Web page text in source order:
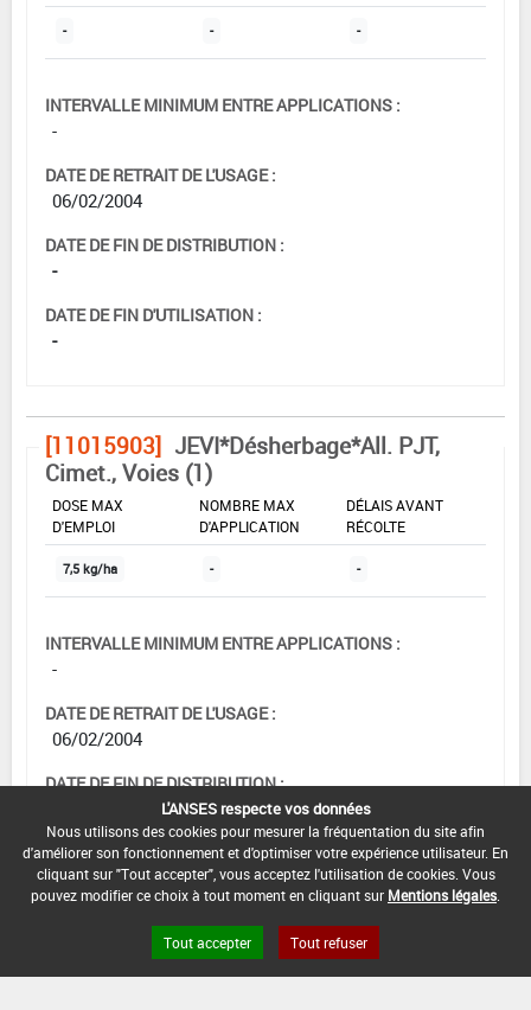
- - -
INTERVALLE MINIMUM ENTRE APPLICATIONS :
-
DATE DE RETRAIT DE L'USAGE :
06/02/2004
DATE DE FIN DE DISTRIBUTION :
-
DATE DE FIN D'UTILISATION :
-
[11015903] JEVI*Désherbage*All. PJT,
Cimet., Voies (1)
DOSE MAX
D'EMPLOI
NOMBRE MAX
D'APPLICATION
DÉLAIS AVANT
RÉCOLTE
7,5 kg/ha - -
INTERVALLE MINIMUM ENTRE APPLICATIONS :
-
DATE DE RETRAIT DE L'USAGE :
06/02/2004
DATE DE FIN DE DISTRIBUTION :
DATE DE FIN D'UTILISATION :
-
L'ANSES respecte vos données
Nous utilisons des cookies pour mesurer la fréquentation du site afin
d'améliorer son fonctionnement et d'optimiser votre expérience utilisateur. En
cliquant sur "Tout accepter", vous acceptez l'utilisation de cookies. Vous
pouvez modifier ce choix à tout moment en cliquant sur Mentions légales
Tout accepter Tout refuser